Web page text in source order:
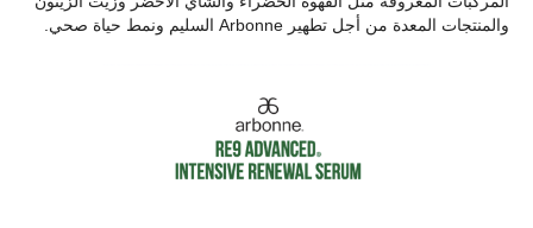
والمنتجات المعدة من أجل تطهير Arbonne السليم ونمط حياة صحي.